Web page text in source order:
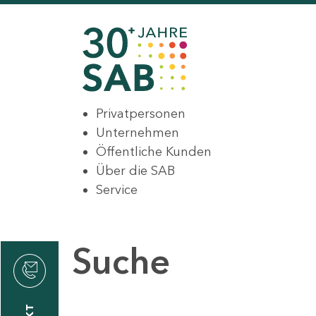
Privatpersonen
Unternehmen
Öffentliche Kunden
Über die SAB
Service
Suche